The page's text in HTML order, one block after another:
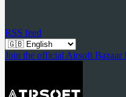
RSS feed
Join the official Airsoft Bazaar